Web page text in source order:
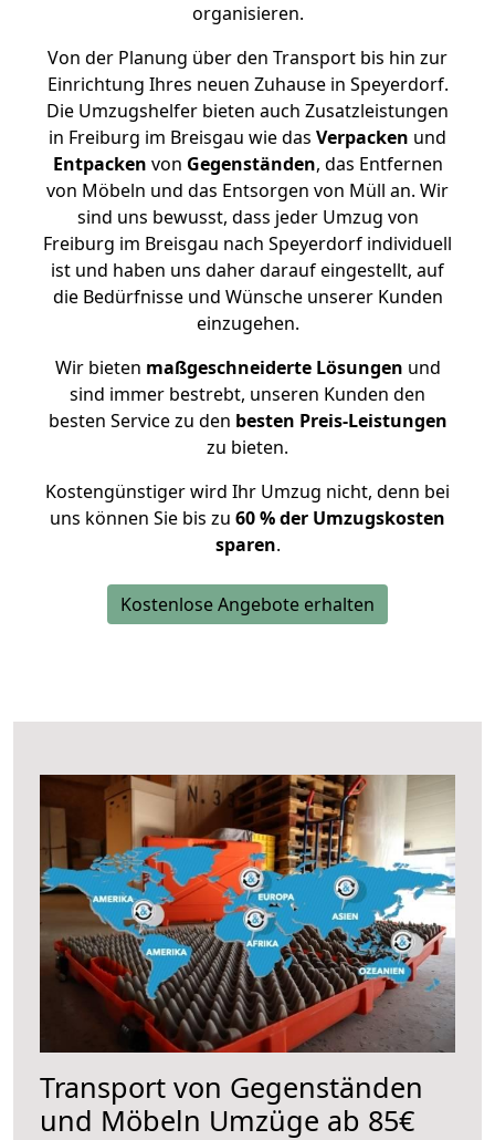
organisieren.
Von der Planung über den Transport bis hin zur
Einrichtung Ihres neuen Zuhause in Speyerdorf.
Die Umzugshelfer bieten auch Zusatzleistungen
in Freiburg im Breisgau wie das Verpacken und
Entpacken von Gegenständen, das Entfernen
von Möbeln und das Entsorgen von Müll an. Wir
sind uns bewusst, dass jeder Umzug von
Freiburg im Breisgau nach Speyerdorf individuell
ist und haben uns daher darauf eingestellt, auf
die Bedürfnisse und Wünsche unserer Kunden
einzugehen.
Wir bieten maßgeschneiderte Lösungen und
sind immer bestrebt, unseren Kunden den
besten Service zu den besten Preis-Leistungen
zu bieten.
Kostengünstiger wird Ihr Umzug nicht, denn bei
uns können Sie bis zu 60 % der Umzugskosten
sparen.
Kostenlose Angebote erhalten
Transport von Gegenständen
und Möbeln Umzüge ab 85€